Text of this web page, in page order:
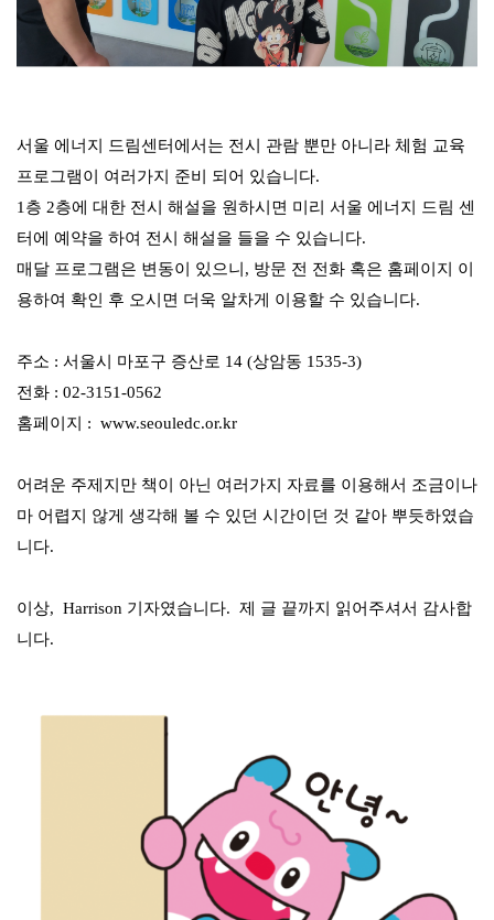
서울 에너지 드림센터에서는 전시 관람 뿐만 아니라 체험 교육
프로그램이 여러가지 준비 되어 있습니다.
1층 2층에 대한 전시 해설을 원하시면 미리 서울 에너지 드림 센
터에 예약을 하여 전시 해설을 들을 수 있습니다.
매달 프로그램은 변동이 있으니, 방문 전 전화 혹은 홈페이지 이
용하여 확인 후 오시면 더욱 알차게 이용할 수 있습니다.
주소 : 서울시 마포구 증산로 14 (상암동 1535-3)
전화 : 02-3151-0562
홈페이지 : www.seouledc.or.kr
어려운 주제지만 책이 아닌 여러가지 자료를 이용해서 조금이나
마 어렵지 않게 생각해 볼 수 있던 시간이던 것 같아 뿌듯하였습
니다.
이상, Harrison 기자였습니다. 제 글 끝까지 읽어주셔서 감사합
니다.